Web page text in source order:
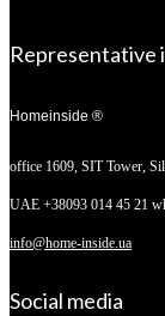
Representative
Homeinside ®
office 1609, SIT Tower,
UAE +38093 014 45 21
info@home-inside.ua
Social media